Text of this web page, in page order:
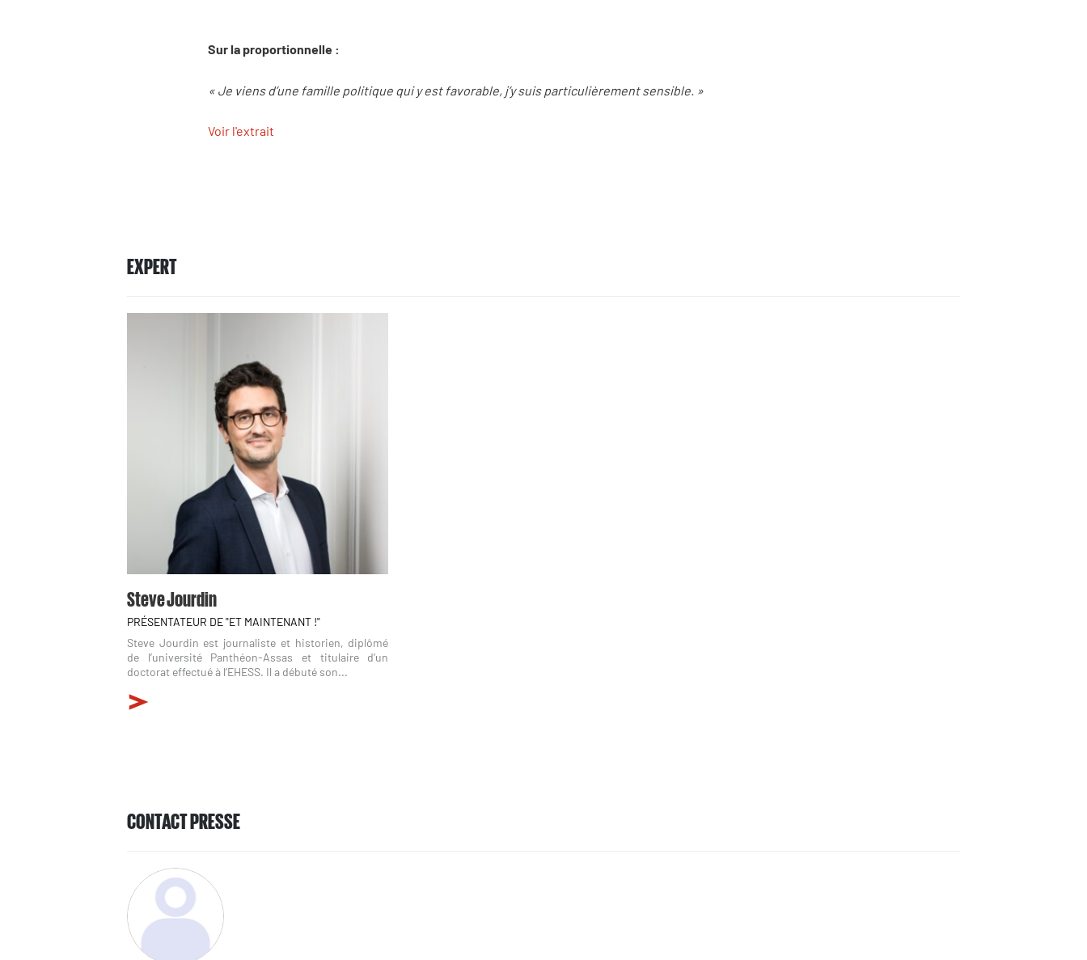
Sur la proportionnelle :
« Je viens d’une famille politique qui y est favorable, j’y suis particulièrement sensible. »
Voir l'extrait
EXPERT
Steve Jourdin
PRÉSENTATEUR DE "ET MAINTENANT !"
Steve Jourdin est journaliste et historien, diplômé
de l’université Panthéon-Assas et titulaire d’un
doctorat effectué à l’EHESS. Il a débuté son...
CONTACT PRESSE